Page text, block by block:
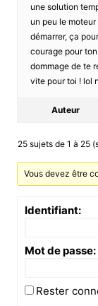
une solution
un peu le
démarrer, ça
courage pour
dommage de te
vite pour toi ! lol
Auteur
25 sujets de 1 à 25
Vous devez être
Identifiant:
Mot de passe:
Rester